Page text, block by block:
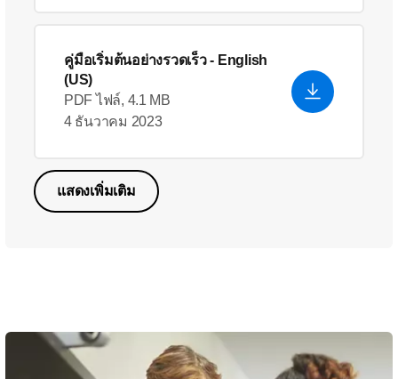
คู่มือเริ่มต้นอย่างรวดเร็ว- English
(US)
PDF ไฟล์, 4.1 MB
4 ธันวาคม 2023
แสดงเพิ่มเติม